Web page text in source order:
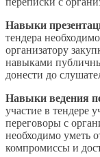
Навыки
тендера
организатору
навыками
донести до
Навыки ведения
участие в тендере
переговоры с
необходимо уметь
компромиссы и